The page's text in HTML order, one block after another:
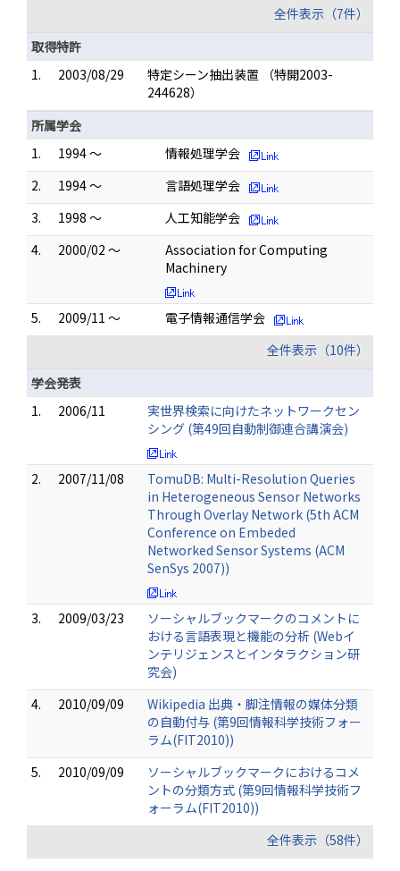
全件表示（7件）
取得特許
1.
2003/08/29
特定シーン抽出装置 （特開2003-
244628）
所属学会
1.
1994 ～
情報処理学会
2.
1994 ～
言語処理学会
3.
1998 ～
人工知能学会
4.
2000/02 ～
Association for Computing
Machinery
5. 2009/11 ～
電子情報通信学会
全件表示（10件）
学会発表
1.
2006/11
実世界検索に向けたネットワークセン
シング (第49回自動制御連合講演会)
2. 2007/11/08
TomuDB: Multi-Resolution Queries
in Heterogeneous Sensor Networks
Through Overlay Network (5th ACM
Conference on Embeded
Networked Sensor Systems (ACM
SenSys 2007))
3. 2009/03/23
ソーシャルブックマークのコメントに
おける言語表現と機能の分析 (Webイ
ンテリジェンスとインタラクション研
究会)
4.
2010/09/09
Wikipedia 出典・脚注情報の媒体分類
の自動付与 (第9回情報科学技術フォー
ラム(FIT2010))
5.
2010/09/09
ソーシャルブックマークにおけるコメ
ントの分類方式 (第9回情報科学技術フ
ォーラム(FIT2010))
全件表示（58件）